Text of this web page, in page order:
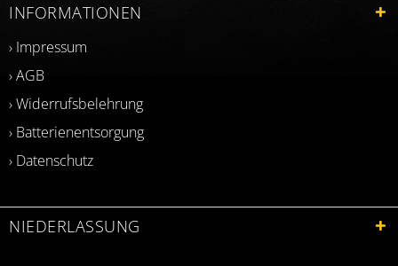
INFORMATIONEN
› Impressum
› AGB
› Widerrufsbelehrung
› Batterienentsorgung
› Datenschutz
NIEDERLASSUNG